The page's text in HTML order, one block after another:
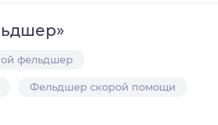
»
фельдшер
Фельдшер скорой помощи